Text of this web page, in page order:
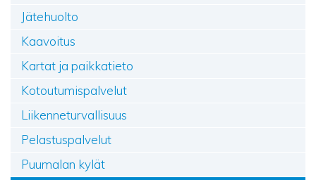
Jätehuolto
Kaavoitus
Kartat ja paikkatieto
Kotoutumispalvelut
Liikenneturvallisuus
Pelastuspalvelut
Puumalan kylät